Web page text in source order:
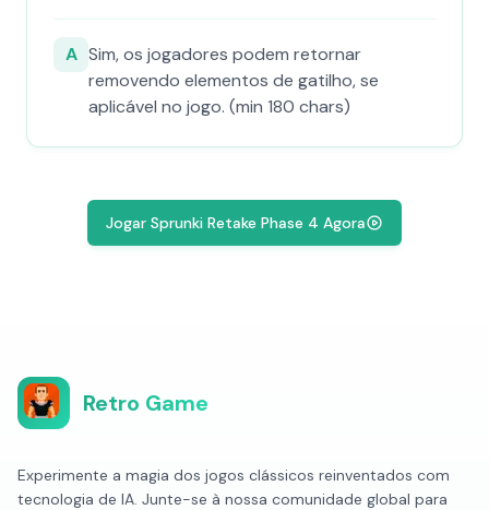
A Sim, os jogadores podem retornar
removendo elementos de gatilho, se
aplicável no jogo. (min 180 chars)
Jogar Sprunki Retake Phase 4 Agora
Retro Game
Experimente a magia dos jogos clássicos reinventados com
tecnologia de IA. Junte-se à nossa comunidade global para